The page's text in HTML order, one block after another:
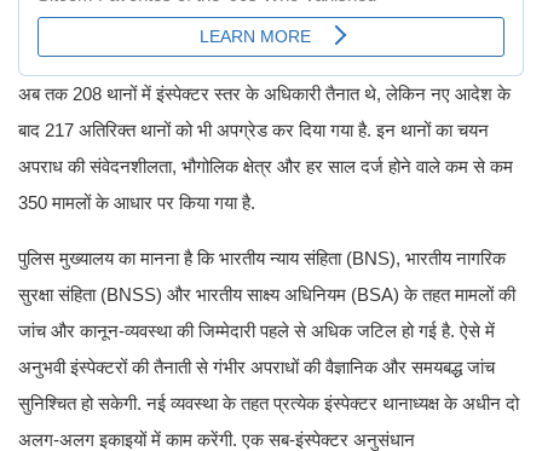
अब तक 208 थानों में इंस्पेक्टर स्तर के अधिकारी तैनात थे, लेकिन नए आदेश के
बाद 217 अतिरिक्त थानों को भी अपग्रेड कर दिया गया है. इन थानों का चयन
अपराध की संवेदनशीलता, भौगोलिक क्षेत्र और हर साल दर्ज होने वाले कम से कम
350 मामलों के आधार पर किया गया है.
पुलिस मुख्यालय का मानना है कि भारतीय न्याय संहिता (BNS), भारतीय नागरिक
सुरक्षा संहिता (BNSS) और भारतीय साक्ष्य अधिनियम (BSA) के तहत मामलों की
जांच और कानून-व्यवस्था की जिम्मेदारी पहले से अधिक जटिल हो गई है. ऐसे में
अनुभवी इंस्पेक्टरों की तैनाती से गंभीर अपराधों की वैज्ञानिक और समयबद्ध जांच
सुनिश्चित हो सकेगी. नई व्यवस्था के तहत प्रत्येक इंस्पेक्टर थानाध्यक्ष के अधीन दो
अलग-अलग इकाइयों में काम करेंगी. एक सब-इंस्पेक्टर अनुसंधान